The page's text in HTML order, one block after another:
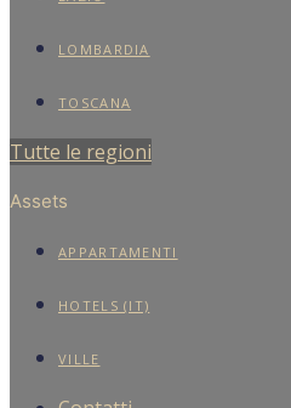
LOMBARDIA
TOSCANA
Tutte le regioni
Assets
APPARTAMENTI
HOTELS (IT)
VILLE